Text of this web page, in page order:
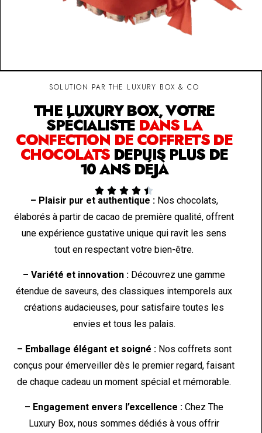
SOLUTION PAR THE LUXURY BOX & CO
THE LUXURY BOX, VOTRE
SPÉCIALISTEDANS LA
CONFECTION DE COFFRETS DE
CHOCOLATS DEPUIS PLUS DE
10 ANS DÉJÀ
    
– Plaisir pur et authentique :Nos chocolats,
élaborés à partir de cacao de première qualité, offrent
une expérience gustative unique qui ravit les sens
tout en respectant votre bien-être.
– Variété et innovation : Découvrez une gamme
étendue de saveurs, des classiques intemporels aux
créations audacieuses, pour satisfaire toutes les
envies et tous les palais.
– Emballage élégant et soigné :Nos coffrets sont
conçus pour émerveiller dès le premier regard, faisant
de chaque cadeau un moment spécial et mémorable.
– Engagement envers l’excellence : Chez The
Luxury Box, nous sommes dédiés à vous offrir